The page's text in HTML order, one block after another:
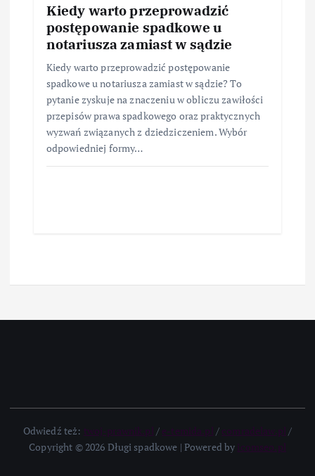
Kiedy warto przeprowadzić
postępowanie spadkowe u
notariusza zamiast w sądzie
Kiedy warto przeprowadzić postępowanie
spadkowe u notariusza zamiast w sądzie? To
pytanie zyskuje na znaczeniu w obliczu zawiłości
przepisów prawa spadkowego oraz praktycznych
wyzwań związanych z dziedziczeniem. Wybór
odpowiedniej formy…
Odwiedź też: / /
/
Copyright © 2026 Długi spadkowe | Powered by